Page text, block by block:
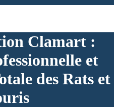
Clamart :
et
des Rats et